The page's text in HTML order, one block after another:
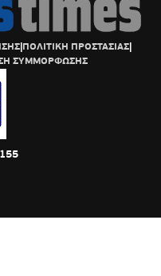
|ΠΟΛΙΤΙΚΗ ΠΡΟΣΤΑΣΙΑΣ|
ΣΥΜΜΟΡΦΩΣΗΣ